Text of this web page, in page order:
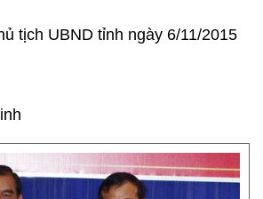
tịch UBND tỉnh ngày 6/11/2015